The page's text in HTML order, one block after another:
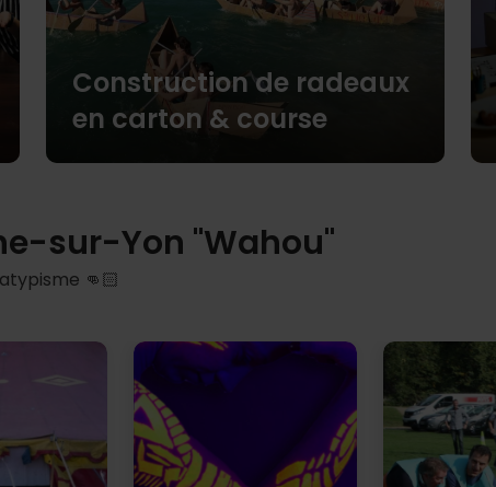
Construction de radeaux
en carton & course
sur-Yon "Wahou"
👊🏻